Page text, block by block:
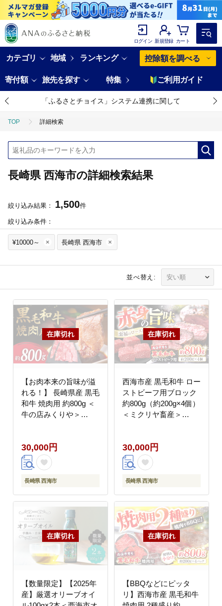
ログイン 新規登録 カート
カテゴリ 地域 ランキング 控除額を調べる
寄付額 旅先を探す 特集 ご利用ガイド
「ふるさとチョイス」システム連携に関して
TOP 詳細検索
長崎県 西海市の詳細検索結果
絞り込み結果： 1,500件
絞り込み条件：
¥10000～ 長崎県 西海市
並べ替え:
【お肉本来の旨味が溢
れる！】 長崎県産 黒毛
和牛 焼肉用 約800g ＜
牛の店みくりや＞
30,000円
長崎県 西海市
西海市産 黒毛和牛 ロー
ストビーフ用ブロック
約800g（約200g×4個）
＜ミクリヤ畜産＞
30,000円
長崎県 西海市
【数量限定】【2025年
産】厳選オリーブオイ
【BBQなどにピッタ
リ】西海市産 黒毛和牛